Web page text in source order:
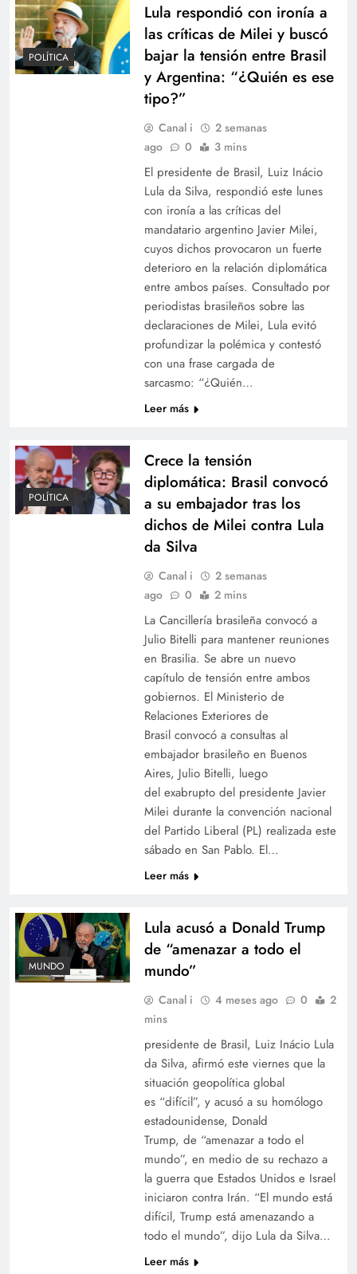
POLÍTICA
Lula respondió con ironía a
las críticas de Milei y buscó
bajar la tensión entre Brasil
y Argentina: “¿Quién es ese
tipo?”
Canal i
2 semanas
ago
0 3 mins
El presidente de Brasil, Luiz Inácio
Lula da Silva, respondió este lunes
con ironía a las críticas del
mandatario argentino Javier Milei,
cuyos dichos provocaron un fuerte
deterioro en la relación diplomática
entre ambos países. Consultado por
periodistas brasileños sobre las
declaraciones de Milei, Lula evitó
profundizar la polémica y contestó
con una frase cargada de
sarcasmo: “¿Quién…
Leer más
POLÍTICA
Crece la tensión
diplomática: Brasil convocó
a su embajador tras los
dichos de Milei contra Lula
da Silva
Canal i
2 semanas
ago
0 2 mins
La Cancillería brasileña convocó a
Julio Bitelli para mantener reuniones
en Brasilia. Se abre un nuevo
capítulo de tensión entre ambos
gobiernos. El Ministerio de
Relaciones Exteriores de
Brasil convocó a consultas al
embajador brasileño en Buenos
Aires, Julio Bitelli, luego
del exabrupto del presidente Javier
Milei durante la convención nacional
del Partido Liberal (PL) realizada este
sábado en San Pablo. El…
Leer más
MUNDO
Lula acusó a Donald Trump
de “amenazar a todo el
mundo”
Canal i 4 meses ago 0
2
mins
presidente de Brasil, Luiz Inácio Lula
da Silva, afirmó este viernes que la
situación geopolítica global
es “difícil”, y acusó a su homólogo
estadounidense, Donald
Trump, de “amenazar a todo el
mundo”, en medio de su rechazo a
la guerra que Estados Unidos e Israel
iniciaron contra Irán. “El mundo está
difícil, Trump está amenazando a
todo el mundo”, dijo Lula da Silva…
Leer más